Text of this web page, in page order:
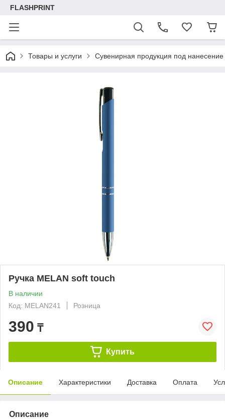
FLASHPRINT
Товары и услуги Сувенирная продукция под нанесение
Ручка MELAN soft touch
В наличии
Код: MELAN241
Розница
390 ₸
Купить
Описание Характеристики Доставка Оплата
Описание